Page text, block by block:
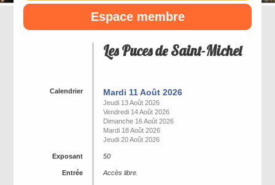
Espace membre
Les Puces de Saint-Michel
Calendrier Mardi 11 Août 2026
Jeudi 13 Août 2026
Vendredi 14 Août 2026
Dimanche 16 Août 2026
Mardi 18 Août 2026
Jeudi 20 Août 2026
Exposant 50
Entrée Accès libre.